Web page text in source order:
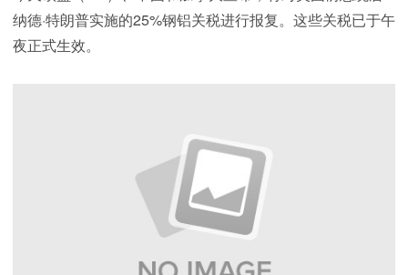
纳德·特朗普实施的25%钢铝关税进行报复。这些关税已于午
夜正式生效。